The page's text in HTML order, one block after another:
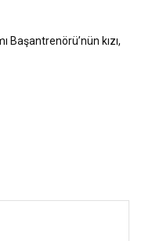
Başantrenörü’nün kızı,